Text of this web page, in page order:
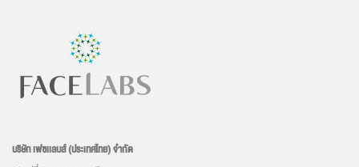
บริษัท เฟซเเลบส์ (ประเทศไทย) จำกัด